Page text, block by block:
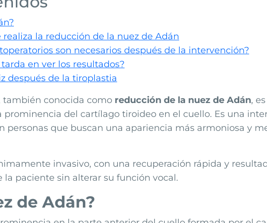
realiza la reducción de la nuez de Adán
son necesarios después de la intervención?
en ver los resultados?
después de la tiroplastia
también conocida como reducción de la nuez de Adán,
prominencia del cartílago tiroideo en el cuello. Es una
personas que buscan una apariencia más armoniosa y
invasivo, con una recuperación rápida y
la paciente sin alterar su función vocal.
de Adán?